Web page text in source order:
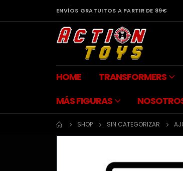
ENVÍOS GRATUITOS A PARTIR DE 89€
HOME TRANSFORMERS
MÁS FIGURAS
SHOP SIN CATEGORIZAR